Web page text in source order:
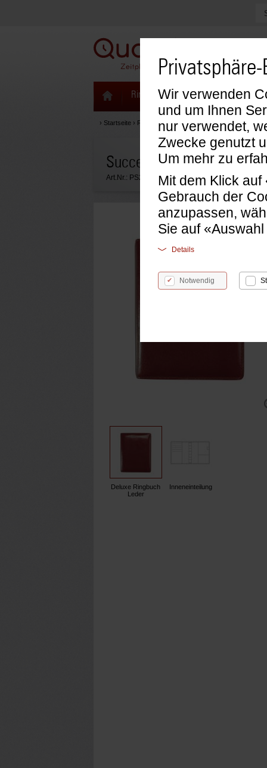
Wir verwenden
und um Ihnen
nur verwendet,
Zwecke genutzt
Um mehr zu
Mit dem Klick
Gebrauch der
anzupassen,
Sie auf
Details
Notwendig
Ringbücher & Zeitplaner
› Startseite› Ringbücher & Zeitplaner›Succes Zeitplaner
Succes Senior Ringbuch
Art.Nr.: PS211DL05
Deluxe Ringbuch
Leder
Inneneinteilung